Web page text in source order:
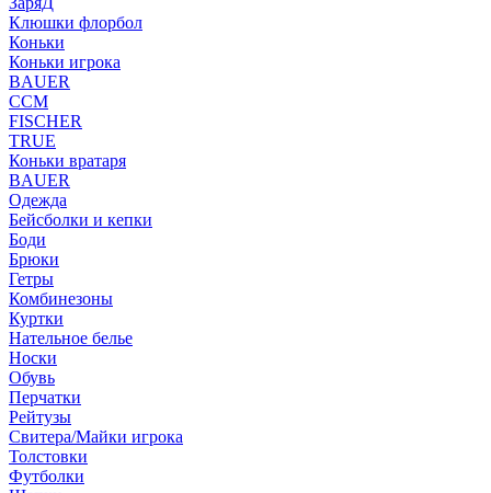
Клюшки флорбол
Коньки
Коньки игрока
BAUER
CCM
FISCHER
TRUE
Коньки вратаря
BAUER
Одежда
Бейсболки и кепки
Боди
Брюки
Гетры
Комбинезоны
Куртки
Нательное белье
Носки
Обувь
Перчатки
Рейтузы
Свитера/Майки игрока
Толстовки
Футболки